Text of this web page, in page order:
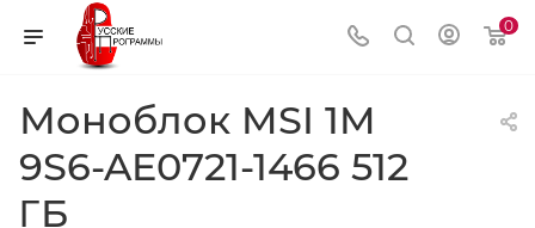
0
Моноблок MSI 1M
9S6-AE0721-1466 512
ΓБ